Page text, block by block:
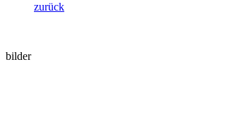
zurück
bilder